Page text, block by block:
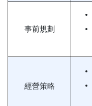
事前規劃
經營策略